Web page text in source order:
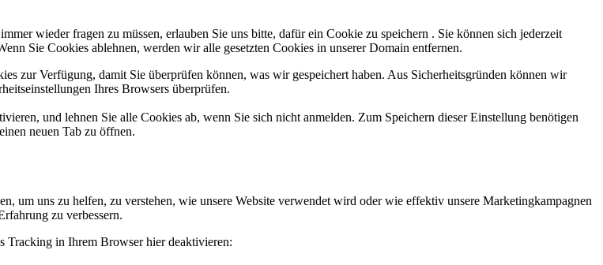
wieder fragen zu müssen, erlauben Sie uns bitte, dafür ein Cookie zu speichern . Sie können sich jederzeit
Sie Cookies ablehnen, werden wir alle gesetzten Cookies in unserer Domain entfernen.
zur Verfügung, damit Sie überprüfen können, was wir gespeichert haben. Aus Sicherheitsgründen können wir
Ihres Browsers überprüfen.
und lehnen Sie alle Cookies ab, wenn Sie sich nicht anmelden. Zum Speichern dieser Einstellung benötigen
neuen Tab zu öffnen.
um uns zu helfen, zu verstehen, wie unsere Website verwendet wird oder wie effektiv unsere Marketingkampagnen
zu verbessern.
Tracking in Ihrem Browser hier deaktivieren: